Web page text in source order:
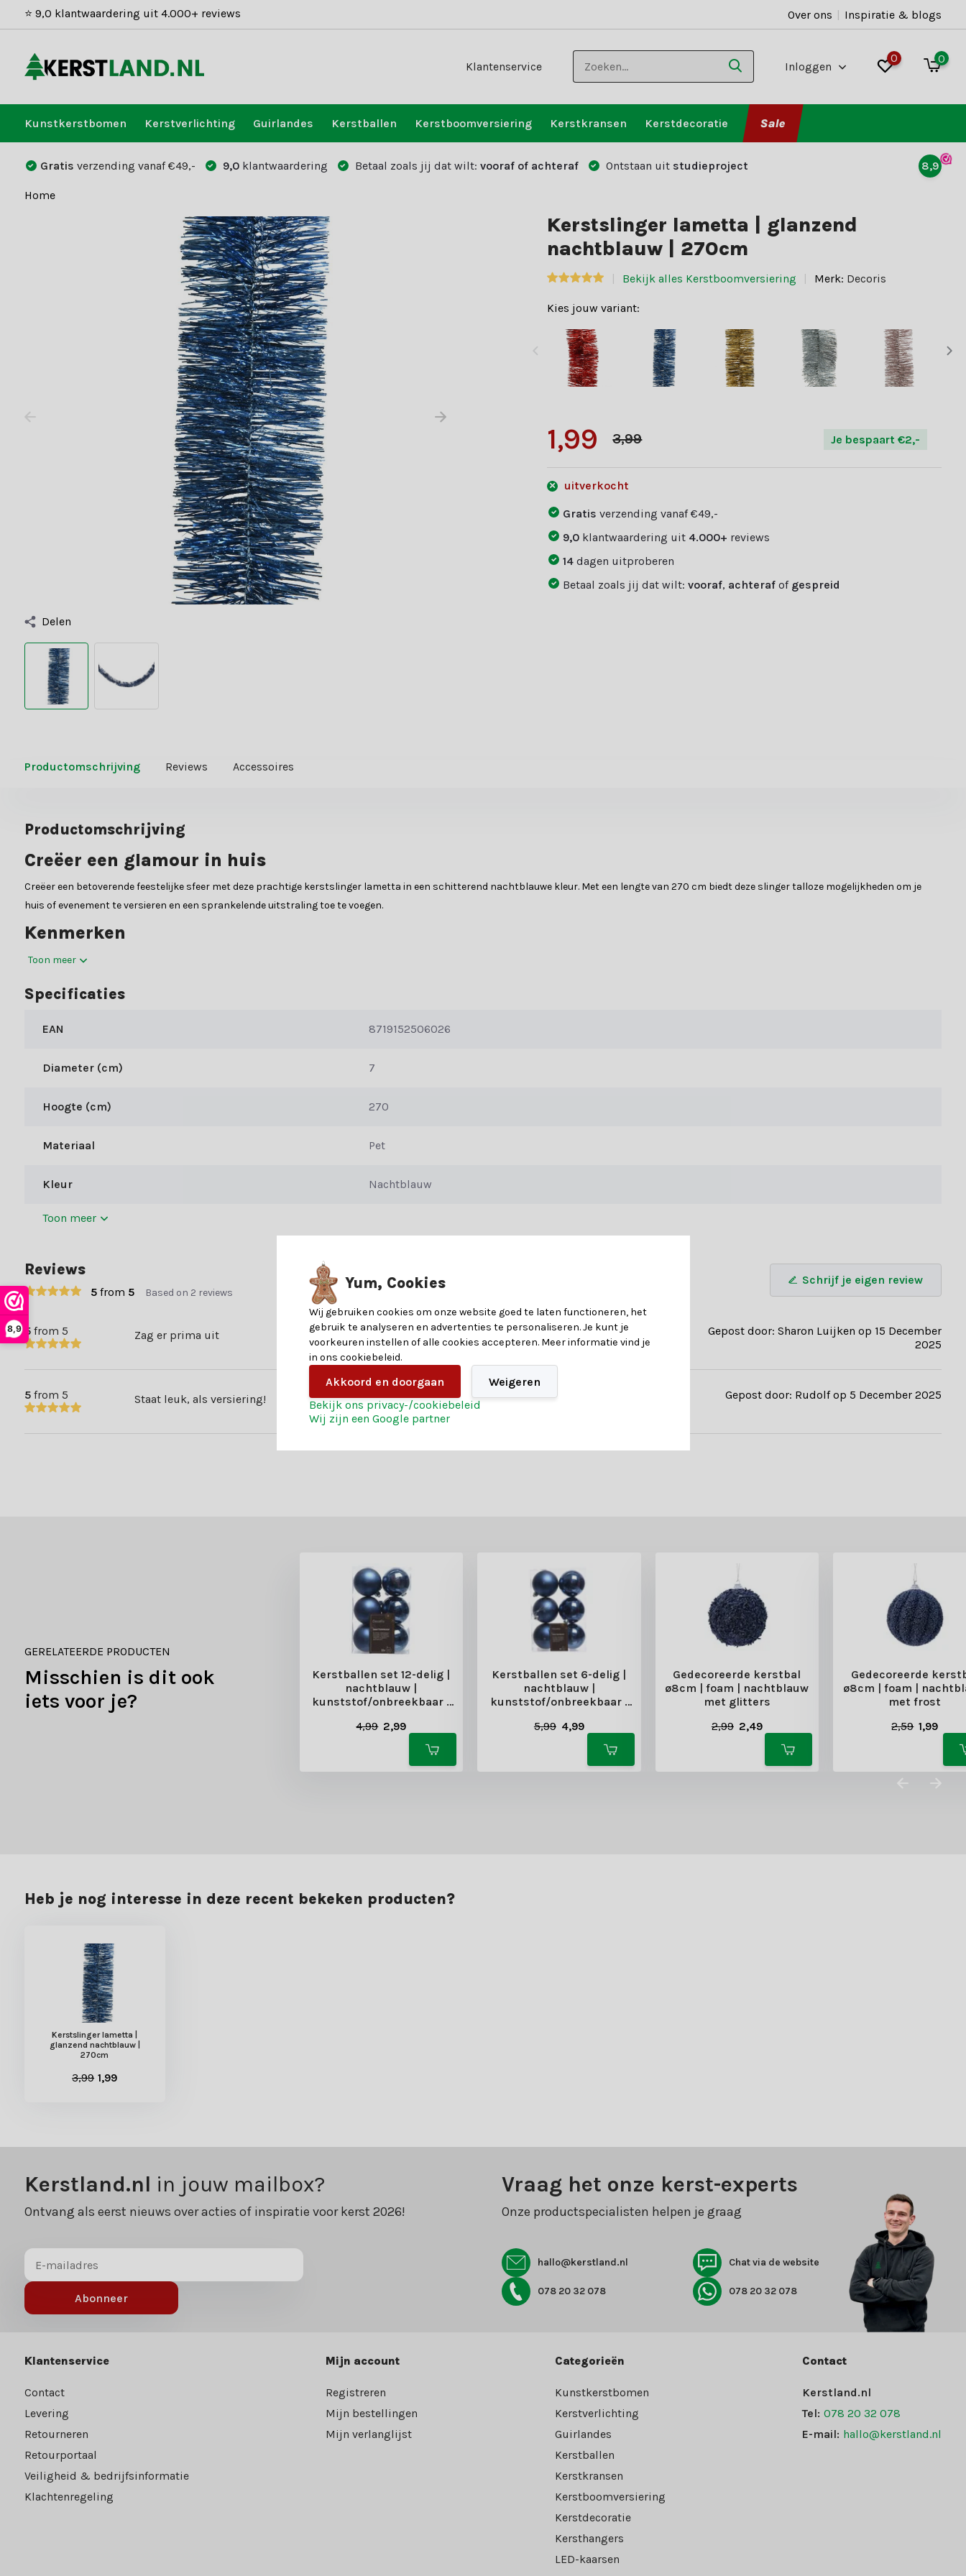
8,9
⭐ 9,0 klantwaardering uit 4.000+ reviews Over ons | Inspiratie & blogs
Klantenservice Inloggen
0 0
Kunstkerstbomen Kerstverlichting Guirlandes Kerstballen Kerstboomversiering Kerstkransen Kerstdecoratie Sale
Gratis verzending vanaf €49,- 9,0 klantwaardering Betaal zoals jij dat wilt: vooraf of achteraf Ontstaan uit studieproject 8,9
Home
Delen
Kerstslinger lametta | glanzend
nachtblauw | 270cm
Bekijk alles Kerstboomversiering Merk: Decoris
Kies jouw variant:
1,99 3,99 Je bespaart €2,-
uitverkocht
Gratisverzending vanaf €49,-
9,0 klantwaardering uit 4.000+ reviews
14dagen uitproberen
Betaal zoals jij dat wilt:vooraf, achteraf of gespreid
Productomschrijving Reviews Accessoires
Productomschrijving
Creëer een glamour in huis
Creëer een betoverende feestelijke sfeer met deze prachtige kerstslinger lametta in een schitterend nachtblauwe kleur. Met een lengte van 270 cm biedt deze slinger talloze mogelijkheden om je
huis of evenement te versieren en een sprankelende uitstraling toe te voegen.
Kenmerken
Deze kerstslinger lametta is uitgevoerd in een schitterende nachtblauwe tint en heeft een glanzende afwerking die het licht vangt en reflecteert. Met een lengte van 270 cm is deze slinger ideaal voor
Toepassing en Sfeer
Voeg een vleugje magie toe aan je feestelijke inrichting met deze nachtblauwe kerstslinger lametta. Wikkel het lametta rond je kerstboom voor een betoverend glinsterend effect. Hang het op aan
Duurzaam Gebruik
Deze nachtblauwe kerstslinger lametta is duurzaam en kan jaar na jaar worden hergebruikt. Bewaar het na de feestdagen op een veilige plaats, zodat je het elk jaar weer kunt gebruiken om je
Toon meer
Specificaties
EAN 8719152506026
Diameter (cm) 7
Hoogte (cm) 270
Materiaal Pet
Kleur Nachtblauw
Toon meer
Reviews
5from 5 Based on 2 reviews
Schrijf je eigen review
5from 5 Zag er prima uit
Gepost door: Sharon Luijken op 15 December
2025
5from 5 Staat leuk, als versiering! Gepost door: Rudolf op 5 December 2025
GERELATEERDE PRODUCTEN
Misschien is dit ook
iets voor je?
kerstboom |
| 10m
Kralenketting kerstboom |
espresso | 10m
Kerstballen set 12-delig |
nachtblauw |
kunststof/onbreekbaar |
4,99 2,99
Kerstballen set 6-delig |
nachtblauw |
kunststof/onbreekbaar |
5,99 4,99
Gedecoreerde kerstbal
ø8cm | foam | nachtblauw
met glitters
2,99 2,49
Gedecoreerde
ø8cm | foam |
met frost
2,59 1,99
Heb je nog interesse in deze recent bekeken producten?
Kerstslinger lametta |
glanzend nachtblauw |
270cm
3,99 1,99
Kerstland.nl in jouw mailbox?
Ontvang als eerst nieuws over acties of inspiratie voor kerst 2026!
Abonneer
Vraag het onze kerst-experts
Onze productspecialisten helpen je graag
hallo@kerstland.nl Chat via de website
078 20 32 078 078 20 32 078
Klantenservice
Contact
Levering
Retourneren
Retourportaal
Veiligheid & bedrijfsinformatie
Klachtenregeling
Mijn account
Registreren
Mijn bestellingen
Mijn verlanglijst
Categorieën
Kunstkerstbomen
Kerstverlichting
Guirlandes
Kerstballen
Kerstkransen
Kerstboomversiering
Kerstdecoratie
Kersthangers
LED-kaarsen
Contact
Kerstland.nl
Tel: 078 20 32 078
E-mail: hallo@kerstland.nl
Yum, Cookies
Wij gebruiken cookies om onze website goed te laten functioneren, het
gebruik te analyseren en advertenties te personaliseren. Je kunt je
voorkeuren instellen of alle cookies accepteren. Meer informatie vind je
in ons cookiebeleid.
Akkoord en doorgaan
Weigeren
Bekijk ons privacy-/cookiebeleid
Wij zijn een Google partner